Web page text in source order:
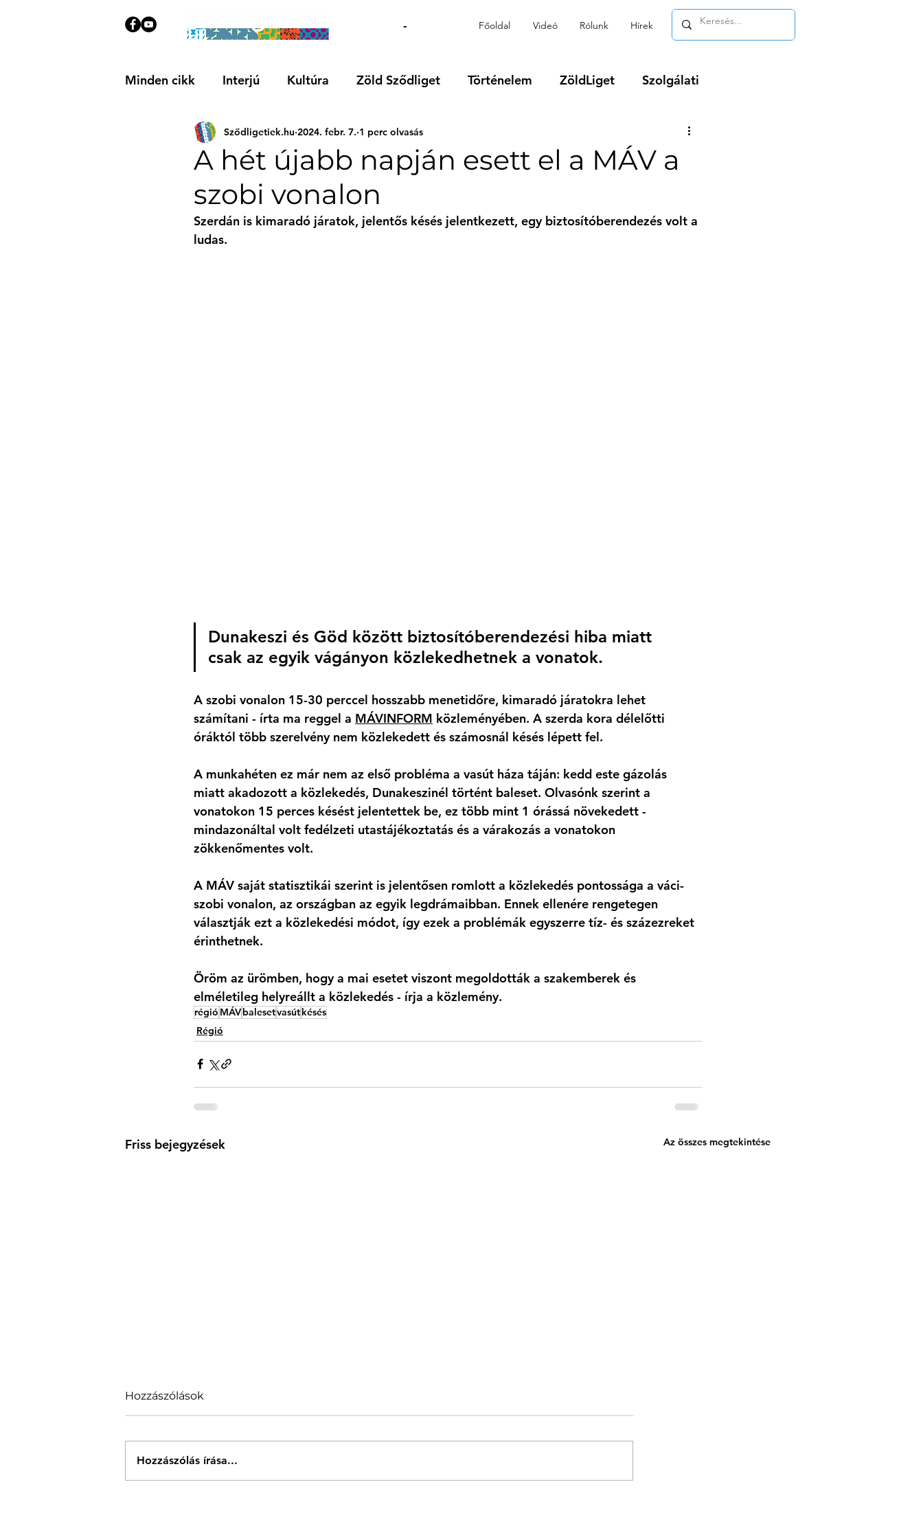
- Főoldal Videó Rólunk Hírek
Minden cikk Interjú Kultúra Zöld Sződliget Történelem ZöldLiget Szolgálati
Közösségi Ajánló Videó Régió
A hét újabb napján esett el a MÁV a
szobi vonalon
Sződligetiek.hu 2024. febr. 7. 1 perc olvasás
Szerdán is kimaradó járatok, jelentős késés jelentkezett, egy biztosítóberendezés volt a
ludas.
Dunakeszi és Göd között biztosítóberendezési hiba miatt
csak az egyik vágányon közlekedhetnek a vonatok.
A szobi vonalon 15-30 perccel hosszabb menetidőre, kimaradó járatokra lehet
számítani - írta ma reggel a MÁVINFORM közleményében. A szerda kora délelőtti
óráktól több szerelvény nem közlekedett és számosnál késés lépett fel.
A munkahéten ez már nem az első probléma a vasút háza táján: kedd este gázolás
miatt akadozott a közlekedés, Dunakeszinél történt baleset. Olvasónk szerint a
vonatokon 15 perces késést jelentettek be, ez több mint 1 órássá növekedett -
mindazonáltal volt fedélzeti utastájékoztatás és a várakozás a vonatokon
zökkenőmentes volt.
A MÁV saját statisztikái szerint is jelentősen romlott a közlekedés pontossága a váci-
szobi vonalon, az országban az egyik legdrámaibban. Ennek ellenére rengetegen
választják ezt a közlekedési módot, így ezek a problémák egyszerre tíz- és százezreket
érinthetnek.
Öröm az ürömben, hogy a mai esetet viszont megoldották a szakemberek és
elméletileg helyreállt a közlekedés - írja a közlemény.
régió MÁVbalesetvasútkésés
Régió
Friss bejegyzések Az összes megtekintése
Hozzászólások
Hozzászólás írása...